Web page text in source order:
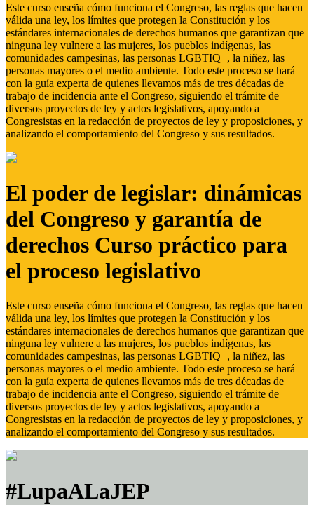
Este curso enseña cómo funciona el Congreso, las reglas que hacen
válida una ley, los límites que protegen la Constitución y los
estándares internacionales de derechos humanos que garantizan que
ninguna ley vulnere a las mujeres, los pueblos indígenas, las
comunidades campesinas, las personas LGBTIQ+, la niñez, las
personas mayores o el medio ambiente. Todo este proceso se hará
con la guía experta de quienes llevamos más de tres décadas de
trabajo de incidencia ante el Congreso, siguiendo el trámite de
diversos proyectos de ley y actos legislativos, apoyando a
Congresistas en la redacción de proyectos de ley y proposiciones, y
analizando el comportamiento del Congreso y sus resultados.
El poder de legislar: dinámicas
del Congreso y garantía de
derechos Curso práctico para
el proceso legislativo
Este curso enseña cómo funciona el Congreso, las reglas que hacen
válida una ley, los límites que protegen la Constitución y los
estándares internacionales de derechos humanos que garantizan que
ninguna ley vulnere a las mujeres, los pueblos indígenas, las
comunidades campesinas, las personas LGBTIQ+, la niñez, las
personas mayores o el medio ambiente. Todo este proceso se hará
con la guía experta de quienes llevamos más de tres décadas de
trabajo de incidencia ante el Congreso, siguiendo el trámite de
diversos proyectos de ley y actos legislativos, apoyando a
Congresistas en la redacción de proyectos de ley y proposiciones, y
analizando el comportamiento del Congreso y sus resultados.
#LupaALaJEP